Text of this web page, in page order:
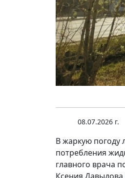
08.07.2026 г.
В жаркую погоду
потребления
главного врача